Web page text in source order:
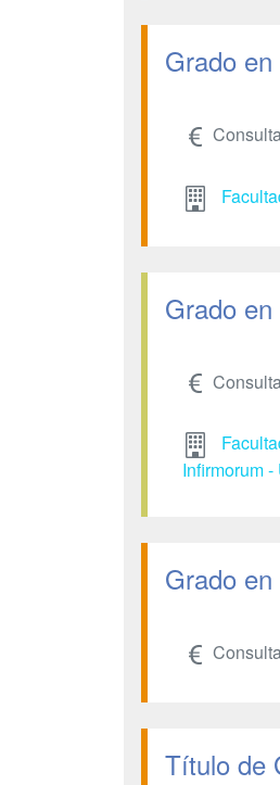
Grado
Grado
Infirmorum
Grado
Título de